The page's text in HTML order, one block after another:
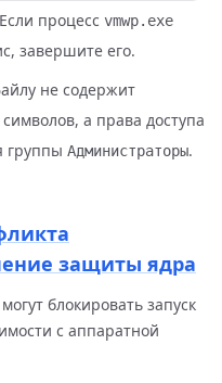
процесс vmwp.exe
завершите его.
не содержит
а права доступа
группы Администраторы.
защиты ядра
блокировать запуск
с аппаратной